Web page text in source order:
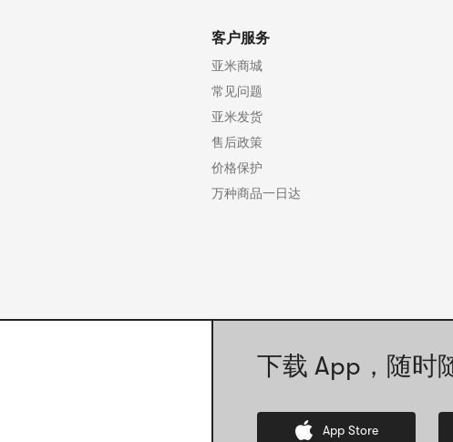
客户服务
亚米商城
常见问题
亚米发货
售后政策
价格保护
万种商品一日达
下载 App，随时
App Store